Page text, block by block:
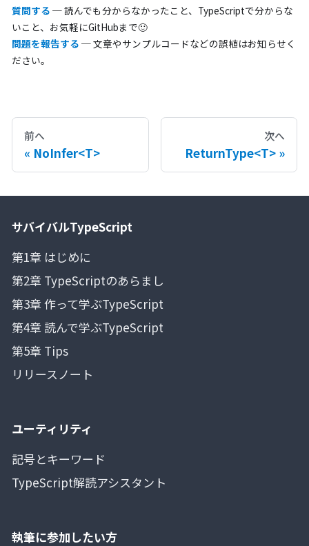
質問する ─ 読んでも分からなかったこと、TypeScriptで分からな
いこと、お気軽にGitHubまで🙂
問題を報告する ─ 文章やサンプルコードなどの誤植はお知らせく
ださい。
前へ
NoInfer<T>
次へ
ReturnType<T>
サバイバルTypeScript
第1章 はじめに
第2章 TypeScriptのあらまし
第3章 作って学ぶTypeScript
第4章 読んで学ぶTypeScript
第5章 Tips
リリースノート
ユーティリティ
記号とキーワード
TypeScript解読アシスタント
執筆に参加したい方